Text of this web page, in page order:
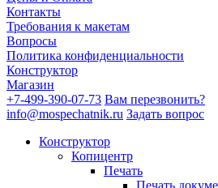
Контакты
Требования к макетам
Вопросы
Политика конфиденциальности
Конструктор
Магазин
+7-499-390-07-73 Вам перезвонить?
info@mospechatnik.ru Задать вопрос
Конструктор
Копицентр
Печать
Печать